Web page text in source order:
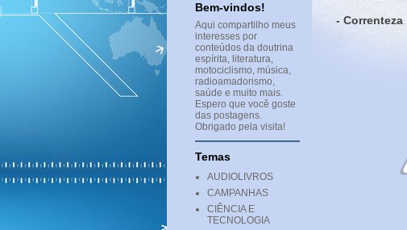
- Correnteza
Bem-vindos!
Aqui compartilho meus
interesses por
conteúdos da doutrina
espírita, literatura,
motociclismo, música,
radioamadorismo,
saúde e muito mais.
Espero que você goste
das postagens.
Obrigado pela visita!
Temas
AUDIOLIVROS
CAMPANHAS
CIÊNCIA E
TECNOLOGIA